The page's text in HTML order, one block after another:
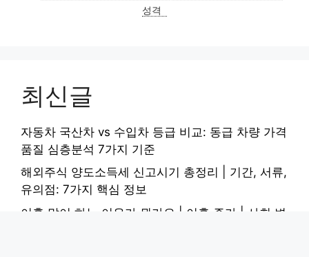
성격
최신글
자동차 국산차 vs 수입차 등급 비교: 동급 차량 가격
품질 심층분석 7가지 기준
해외주식 양도소득세 신고시기 총정리 | 기간, 서류,
유의점: 7가지 핵심 정보
이혼 많이 하는 이유가 뭔가요 | 이혼 증가 | 사회 변